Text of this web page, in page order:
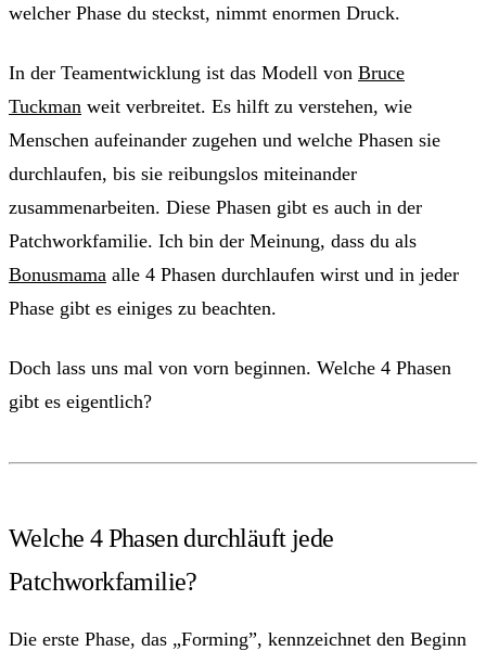
welcher Phase du steckst, nimmt enormen Druck.
In der Teamentwicklung ist das Modell von Bruce
Tuckman weit verbreitet. Es hilft zu verstehen, wie
Menschen aufeinander zugehen und welche Phasen sie
durchlaufen, bis sie reibungslos miteinander
zusammenarbeiten. Diese Phasen gibt es auch in der
Patchworkfamilie. Ich bin der Meinung, dass du als
Bonusmama alle 4 Phasen durchlaufen wirst und in jeder
Phase gibt es einiges zu beachten.
Doch lass uns mal von vorn beginnen. Welche 4 Phasen
gibt es eigentlich?
Welche 4 Phasen durchläuft jede
Patchworkfamilie?
Die erste Phase, das „Forming”, kennzeichnet den Beginn